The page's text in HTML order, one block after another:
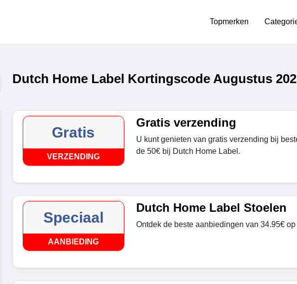
Topmerken
Dutch Home Label Kortingscode Augustus
Gratis
VERZENDING
Gratis verzending
U kunt genieten van gratis verzending bij
de 50€ bij Dutch Home Label.
Speciaal
AANBIEDING
Dutch Home Label Stoelen
Ontdek de beste aanbiedingen van 34.95€